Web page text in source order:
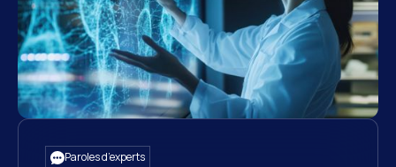
Paroles d’experts